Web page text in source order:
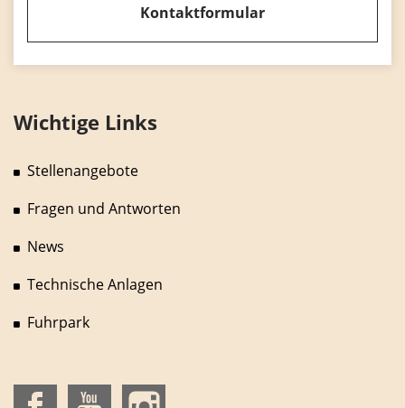
Kontaktformular
Wichtige Links
Stellenangebote
Fragen und Antworten
News
Technische Anlagen
Fuhrpark